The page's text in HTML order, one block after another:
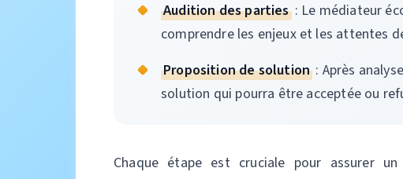
Audition des parties: Le médiateur
comprendre les enjeux et les attentes
Proposition de solution : Après
solution qui pourra être acceptée ou
Chaque étape est cruciale pour assurer